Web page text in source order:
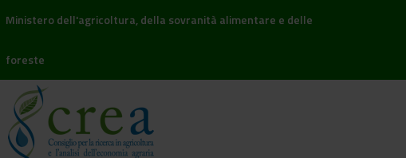
Ministero dell'agricoltura, della sovranità alimentare e delle
foreste